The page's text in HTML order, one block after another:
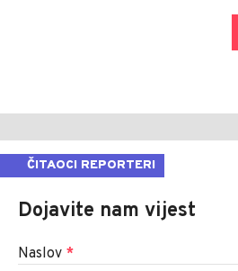
ČITAOCI REPORTERI
Dojavite nam vijest
Naslov *